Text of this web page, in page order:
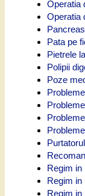
Operatia
Operatia
Pata pe
Pietrele
Polipii
Poze
Regim in
Regim in
Regim in